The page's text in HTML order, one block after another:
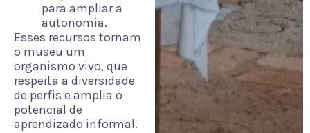
para ampliar a
autonomia.
Esses recursos tornam
o museu um
organismo vivo, que
respeita a diversidade
de perfis e amplia o
potencial de
aprendizado informal.